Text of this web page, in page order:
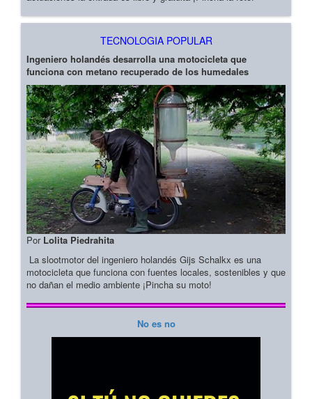
TECNOLOGIA POPULAR
Ingeniero holandés desarrolla una motocicleta que
funciona con metano recuperado de los humedales
Por Lolita Piedrahita
La slootmotor del ingeniero holandés Gijs Schalkx es una
motocicleta que funciona con fuentes locales, sostenibles y que
no dañan el medio ambiente ¡Pincha su moto!
No es no